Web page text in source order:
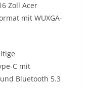
Zoll Acer
mit WUXGA-
C mit
Bluetooth 5.3